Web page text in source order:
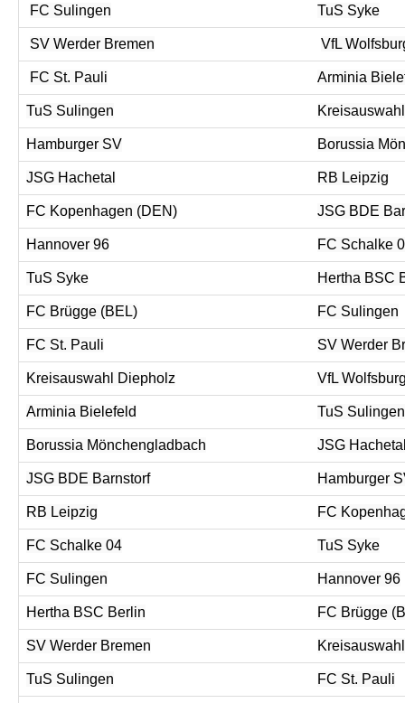
FC Sulingen TuS Syke
SV Werder Bremen VfL
FC St. Pauli Arminia
TuS Sulingen
Hamburger SV Borussia
JSG Hachetal RB Leipzig
FC Kopenhagen (DEN) JSG BDE
Hannover 96 FC Schalke
TuS Syke Hertha BSC
FC Brügge (BEL) FC Sulingen
FC St. Pauli SV Werder
Kreisauswahl Diepholz VfL
Arminia Bielefeld TuS Sulingen
Borussia Mönchengladbach JSG
JSG BDE Barnstorf Hamburger
RB Leipzig FC
FC Schalke 04 TuS Syke
FC Sulingen Hannover 96
Hertha BSC Berlin FC Brügge
SV Werder Bremen
TuS Sulingen FC St. Pauli